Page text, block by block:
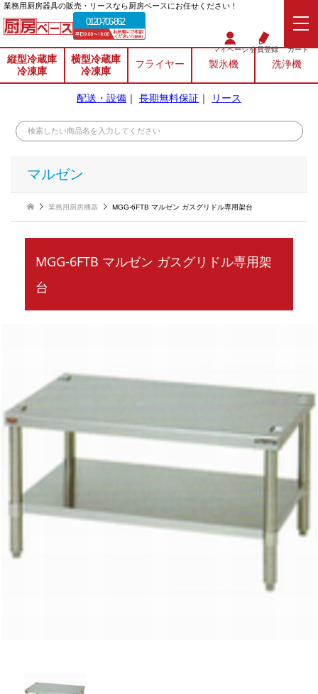
業務⽤厨房器具の販売・リースなら厨房ベースにお任せください！
0120-706-862
マイページ会員登録 カート
縦型冷蔵庫
冷凍庫
横型冷蔵庫
冷凍庫
フライヤー 製氷機 洗浄機
配送・設備 ｜ 長期無料保証 ｜ リース
マルゼン
業務用厨房機器 MGG-6FTB マルゼン ガスグリドル専用架台
MGG-6FTB マルゼン ガスグリドル専用架
台